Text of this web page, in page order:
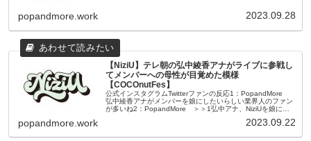
popandmore.work 2023.09.28
【NiziU】テレ朝の弘中綾香アナがライブに参戦し
てメンバーへの母性が目覚めた模様
【COCOnutFes】
公式インスタグラムTwitterファンの反応1：PopandMore
弘中綾香アナがメンバーを娘にしたいらしい業界人のファン
が多いね2：PopandMore ＞＞1弘中アナ、NiziUを娘にす
popandmore.work 2023.09.22